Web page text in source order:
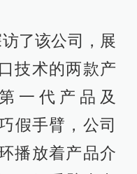
了该公司，展
技术的两款产
一代产品及
假手臂，公司
播放着产品介